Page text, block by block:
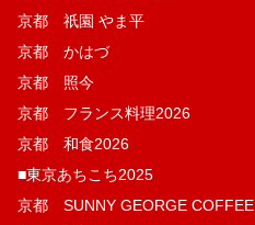
京都 祇園 やま平
京都 かはづ
京都 照今
京都 フランス料理2026
京都 和食2026
■東京あちこち2025
京都 SUNNY GEORGE COFFEE